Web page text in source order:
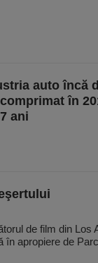
auto încă
în
ani
de film din Los
în apropiere de